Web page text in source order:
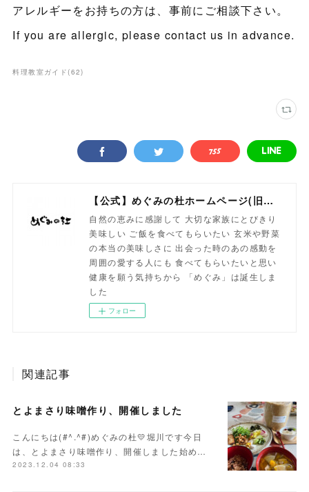
アレルギーをお持ちの方は、事前にご相談下さい。
If you are allergic, please contact us in advance.
料理教室ガイド(62)
【公式】めぐみの杜ホームページ(旧自然食工房）
自然の恵みに感謝して 大切な家族にとびきり
美味しい ご飯を食べてもらいたい 玄米や野菜
の本当の美味しさに 出会った時のあの感動を
周囲の愛する人にも 食べてもらいたいと思い
健康を願う気持ちから 「めぐみ」は誕生しま
した
フォロー
関連記事
とよまさり味噌作り、開催しました
こんにちは(#^.^#)めぐみの杜💛堀川です今日
は、とよまさり味噌作り、開催しました始め…
2023.12.04 08:33